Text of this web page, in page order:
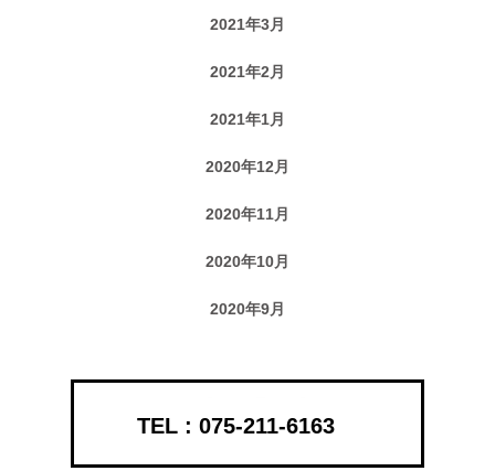
2021年3月
2021年2月
2021年1月
2020年12月
2020年11月
2020年10月
2020年9月
075-211-6163